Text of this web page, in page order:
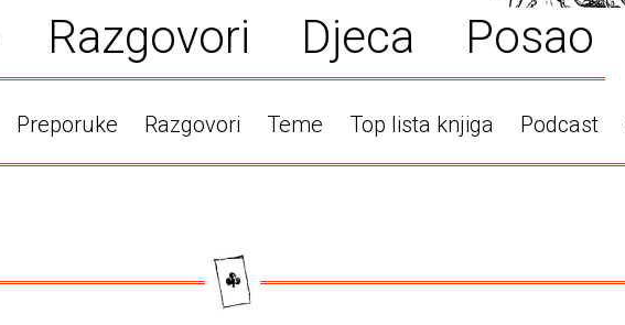
Razgovori Djeca Posao
Preporuke Razgovori Teme Top lista knjiga Podcast